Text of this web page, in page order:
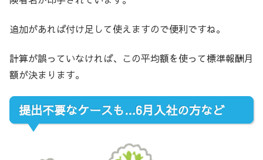
追加があれば付け足して使えますので便利ですね。
計算が誤っていなければ、この平均額を使って標準報酬月
額が決まります。
提出不要なケースも…6月入社の方など